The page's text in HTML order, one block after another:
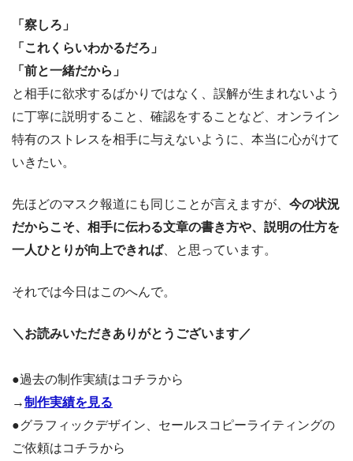
「察しろ」
「これくらいわかるだろ」
「前と一緒だから」
と相手に欲求するばかりではなく、誤解が生まれないよう
に丁寧に説明すること、確認をすることなど、オンライン
特有のストレスを相手に与えないように、本当に心がけて
いきたい。
先ほどのマスク報道にも同じことが言えますが、 今の状況
だからこそ、相手に伝わる文章の書き方や、説明の仕方を
一人ひとりが向上できれば、と思っています。
それでは今日はこのへんで。
＼お読みいただきありがとうございます／
●過去の制作実績はコチラから
→制作実績を見る
●グラフィックデザイン、セールスコピーライティングの
ご依頼はコチラから